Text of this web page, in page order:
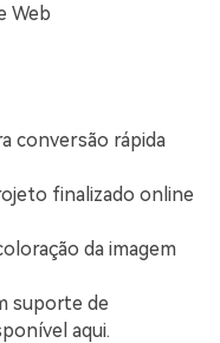
Web
conversão rápida
finalizado online
da imagem
suporte de
aqui.